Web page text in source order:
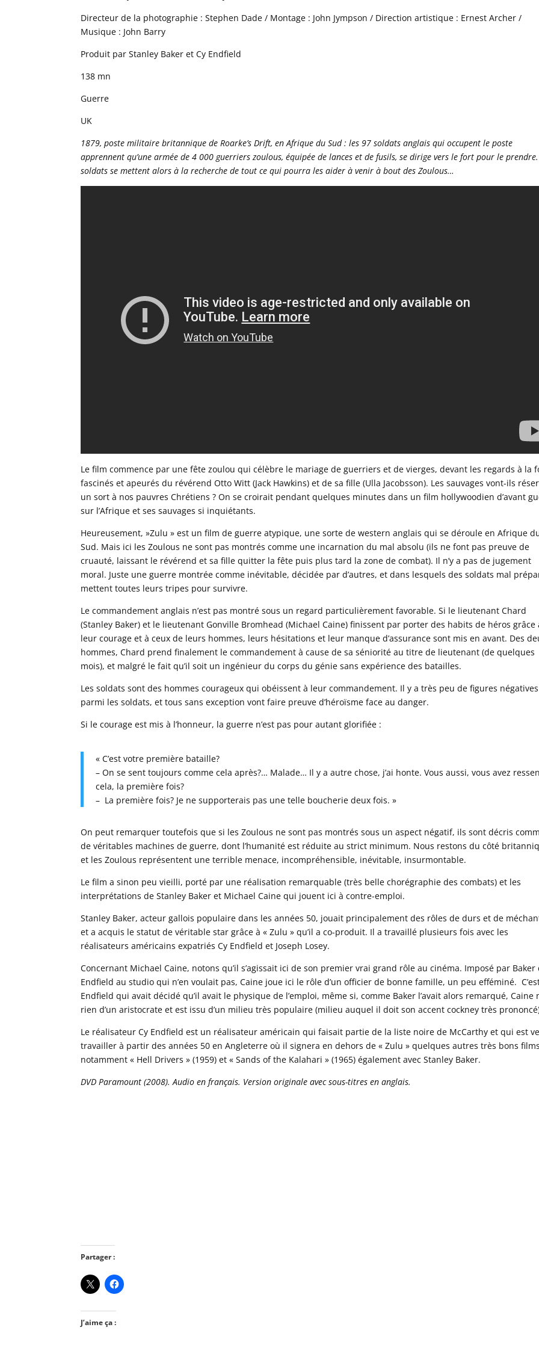
Directeur de la photographie : Stephen Dade / Montage : John Jympson / Direction artistique : Ernest Archer /
Musique : John Barry
Produit par Stanley Baker et Cy Endfield
138 mn
Guerre
UK
1879, poste militaire britannique de Roarke’s Drift, en Afrique du Sud : les 97 soldats anglais qui occupent le poste
apprennent qu’une armée de 4 000 guerriers zoulous, équipée de lances et de fusils, se dirige vers le fort pour le
soldats se mettent alors à la recherche de tout ce qui pourra les aider à venir à bout des Zoulous…
Le film commence par une fête zoulou qui célèbre le mariage de guerriers et de vierges, devant les regards à la
fascinés et apeurés du révérend Otto Witt (Jack Hawkins) et de sa fille (Ulla Jacobsson). Les sauvages vont-ils
un sort à nos pauvres Chrétiens ? On se croirait pendant quelques minutes dans un film hollywoodien d’avant
sur l’Afrique et ses sauvages si inquiétants.
Heureusement, »Zulu » est un film de guerre atypique, une sorte de western anglais qui se déroule en Afrique
Sud. Mais ici les Zoulous ne sont pas montrés comme une incarnation du mal absolu (ils ne font pas preuve de
cruauté, laissant le révérend et sa fille quitter la fête puis plus tard la zone de combat). Il n’y a pas de jugement
moral. Juste une guerre montrée comme inévitable, décidée par d’autres, et dans lesquels des soldats mal
mettent toutes leurs tripes pour survivre.
Le commandement anglais n’est pas montré sous un regard particulièrement favorable. Si le lieutenant Chard
(Stanley Baker) et le lieutenant Gonville Bromhead (Michael Caine) finissent par porter des habits de héros grâce
leur courage et à ceux de leurs hommes, leurs hésitations et leur manque d’assurance sont mis en avant. Des
hommes, Chard prend finalement le commandement à cause de sa séniorité au titre de lieutenant (de quelques
mois), et malgré le fait qu’il soit un ingénieur du corps du génie sans expérience des batailles.
Les soldats sont des hommes courageux qui obéissent à leur commandement. Il y a très peu de figures négatives
parmi les soldats, et tous sans exception vont faire preuve d’héroïsme face au danger.
Si le courage est mis à l’honneur, la guerre n’est pas pour autant glorifiée :
« C’est votre première bataille?
– On se sent toujours comme cela après?… Malade… Il y a autre chose, j’ai honte. Vous aussi, vous avez
cela, la première fois?
– La première fois? Je ne supporterais pas une telle boucherie deux fois. »
On peut remarquer toutefois que si les Zoulous ne sont pas montrés sous un aspect négatif, ils sont décris
de véritables machines de guerre, dont l’humanité est réduite au strict minimum. Nous restons du côté
et les Zoulous représentent une terrible menace, incompréhensible, inévitable, insurmontable.
Le film a sinon peu vieilli, porté par une réalisation remarquable (très belle chorégraphie des combats) et les
interprétations de Stanley Baker et Michael Caine qui jouent ici à contre-emploi.
Stanley Baker, acteur gallois populaire dans les années 50, jouait principalement des rôles de durs et de
et a acquis le statut de véritable star grâce à « Zulu » qu’il a co-produit. Il a travaillé plusieurs fois avec les
réalisateurs américains expatriés Cy Endfield et Joseph Losey.
Concernant Michael Caine, notons qu’il s’agissait ici de son premier vrai grand rôle au cinéma. Imposé par Baker
Endfield au studio qui n’en voulait pas, Caine joue ici le rôle d’un officier de bonne famille, un peu efféminé.
Endfield qui avait décidé qu’il avait le physique de l’emploi, même si, comme Baker l’avait alors remarqué, Caine
rien d’un aristocrate et est issu d’un milieu très populaire (milieu auquel il doit son accent cockney très
Le réalisateur Cy Endfield est un réalisateur américain qui faisait partie de la liste noire de McCarthy et qui est
travailler à partir des années 50 en Angleterre où il signera en dehors de « Zulu » quelques autres très bons
notamment « Hell Drivers » (1959) et « Sands of the Kalahari » (1965) également avec Stanley Baker.
DVD Paramount (2008). Audio en français. Version originale avec sous-titres en anglais.
Partager :
J’aime ça :